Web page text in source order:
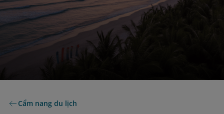
Cẩm nang du lịch